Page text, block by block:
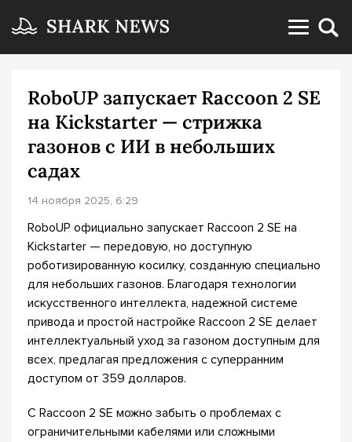
RoboUP запускает Raccoon 2 SE
на Kickstarter — стрижка
газонов с ИИ в небольших
садах
14 ноября 2025, 6:29
RoboUP официально запускает Raccoon 2 SE на
Kickstarter — передовую, но доступную
роботизированную косилку, созданную специально
для небольших газонов. Благодаря технологии
искусственного интеллекта, надежной системе
привода и простой настройке Raccoon 2 SE делает
интеллектуальный уход за газоном доступным для
всех, предлагая предложения с суперранним
доступом от 359 долларов.
С Raccoon 2 SE можно забыть о проблемах с
ограничительными кабелями или сложными